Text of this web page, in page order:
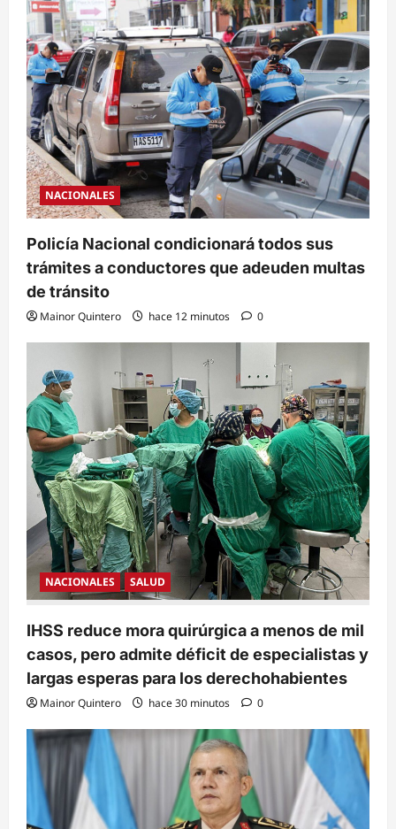
NACIONALES
Policía Nacional condicionará todos sus
trámites a conductores que adeuden multas
de tránsito
Mainor Quintero hace 12 minutos 0
NACIONALES SALUD
IHSS reduce mora quirúrgica a menos de mil
casos, pero admite déficit de especialistas y
largas esperas para los derechohabientes
Mainor Quintero hace 30 minutos 0